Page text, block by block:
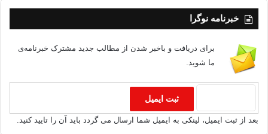
خبرنامه نوگرا
برای دریافت و باخبر شدن از مطالب جدید مشترک خبرنامه‌ی
ما شوید.
بعد از ثبت ایمیل، لینکی به ایمیل شما ارسال می گردد باید آن را تایید کنید.